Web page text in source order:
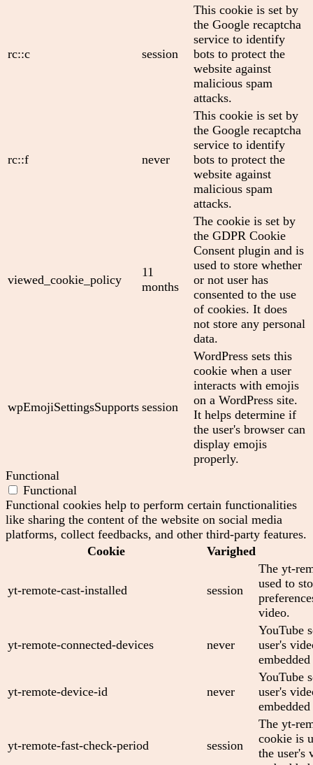
rc::c session
This cookie is set by
the Google recaptcha
service to identify
bots to protect the
website against
malicious spam
attacks.
rc::f never
This cookie is set by
the Google recaptcha
service to identify
bots to protect the
website against
malicious spam
attacks.
viewed_cookie_policy
11
months
The cookie is set by
the GDPR Cookie
Consent plugin and is
used to store whether
or not user has
consented to the use
of cookies. It does
not store any personal
data.
wpEmojiSettingsSupports session
WordPress sets this
cookie when a user
interacts with emojis
on a WordPress site.
It helps determine if
the user's browser can
display emojis
properly.
Functional
Functional
Functional cookies help to perform certain functionalities
like sharing the content of the website on social media
platforms, collect feedbacks, and other third-party features.
Cookie
Varighed
yt-remote-cast-installed session
The yt-
used to
video.
yt-remote-connected-devices never
YouTube
user's
yt-remote-device-id never
YouTube
user's
yt-remote-fast-check-period session
The yt-
cookie is
the user's